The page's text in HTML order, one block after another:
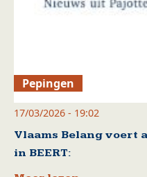
Pepingen
17/03/2026 - 19:02
Vlaams Belang voert
in BEERT: